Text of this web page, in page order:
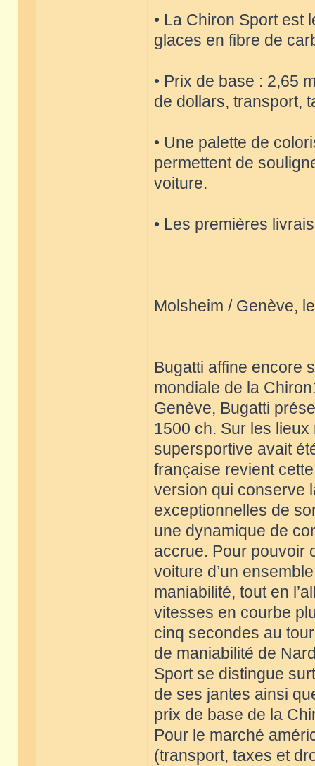
• La Chiron Sport est
glaces en fibre de
• Prix de base : 2,65
de dollars, transport,
• Une palette de
permettent de
voiture.
• Les premières
Molsheim / Genève,
Bugatti affine encore
mondiale de la
Genève, Bugatti
1500 ch. Sur les
supersportive avait
française revient
version qui conserve
exceptionnelles de
une dynamique de
accrue. Pour pouvoir
voiture d’un
maniabilité, tout en
vitesses en courbe
cinq secondes au
de maniabilité de
Sport se distingue
de ses jantes ainsi
prix de base de la
Pour le marché
(transport, taxes et